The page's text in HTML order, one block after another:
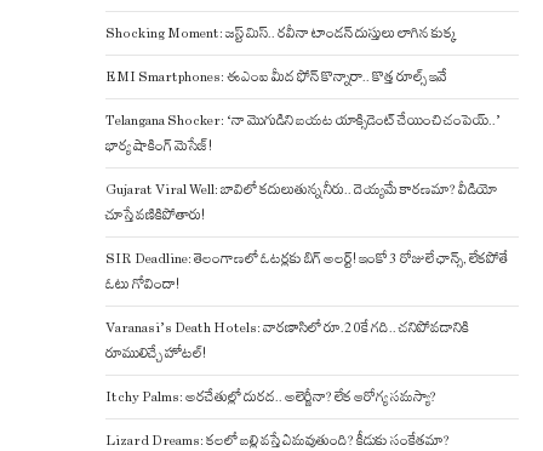
Shocking Moment: జస్ట్ మిస్.. రవీనా టాండన్ దుస్తులు లాగిన కుక్క
EMI Smartphones: ఈఎంఐ మీద ఫోన్ కొన్నారా.. కొత్త రూల్స్ ఇవే
Telangana Shocker: ‘నా మొగుడిని బయట యాక్సిడెంట్ చేయించి చంపెయ్..’
భార్య షాకింగ్ మెసేజ్!
Gujarat Viral Well: బావిలో కదులుతున్న నీరు.. దెయ్యమే కారణమా? వీడియో
చూస్తే వణికిపోతారు!
SIR Deadline: తెలంగాణలో ఓటర్లకు బిగ్ అలర్ట్! ఇంకో 3 రోజులే ఛాన్స్, లేకపోతే
ఓటు గోవిందా!
Varanasi’s Death Hotels: వారణాసిలో రూ.20కే గది.. చనిపోవడానికి
రూములిచ్చే హోటల్!
Itchy Palms: అరచేతుల్లో దురద.. అలెర్జీనా? లేక ఆరోగ్య సమస్యా?
Lizard Dreams: కలలో బల్లి వస్తే ఏమవుతుంది? కీడుకు సంకేతమా?